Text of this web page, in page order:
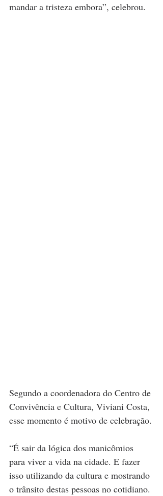
mandar a tristeza embora”, celebrou.
Segundo a coordenadora do Centro de
Convivência e Cultura, Viviani Costa,
esse momento é motivo de celebração.
“É sair da lógica dos manicômios
para viver a vida na cidade. E fazer
isso utilizando da cultura e mostrando
o trânsito destas pessoas no cotidiano.